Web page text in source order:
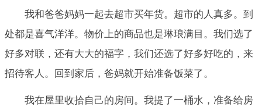
我和爸爸妈妈一起去超市买年货。超市的人真多。到
处都是喜气洋洋。物价上的商品也是琳琅满目。我们选了
好多对联，还有大大的福字，我们还选了好多好吃的，来
招待客人。回到家后，爸妈就开始准备饭菜了。
我在屋里收拾自己的房间。我提了一桶水，准备给房